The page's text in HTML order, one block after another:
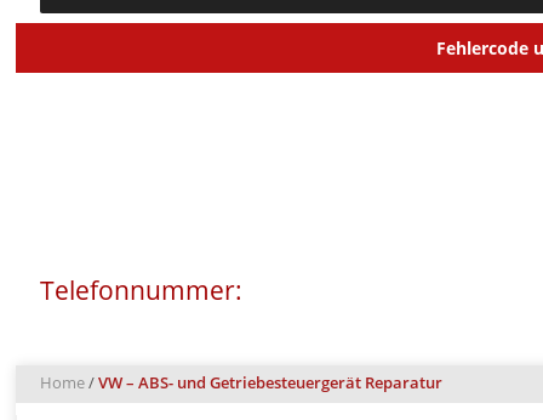
Fehlercode
Telefonnummer:
Home/VW – ABS- und Getriebesteuergerät Reparatur